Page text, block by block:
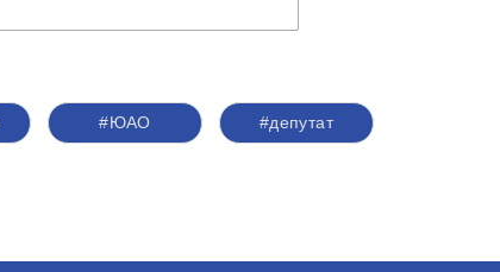
#ЮАО #депутат